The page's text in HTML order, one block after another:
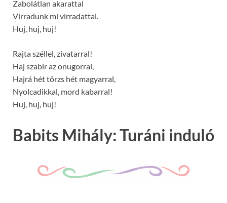
Zabolátlan akarattal
Virradunk mi virradattal.
Huj, huj, huj!
Rajta széllel, zivatarral!
Haj szabir az onugorral,
Hajrá hét törzs hét magyarral,
Nyolcadikkal, mord kabarral!
Huj, huj, huj!
Babits Mihály: Turáni induló